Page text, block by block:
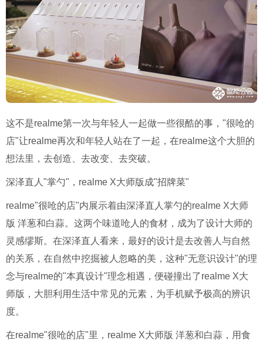
这不是realme第一次与年轻人一起做一些很酷的事，"很呛的
店"让realme再次和年轻人站在了一起，在realme这个大胆的
想法里，去创造、去改变、去突破。
深泽直人"掌勺"，realme X大师版成"招牌菜"
realme"很呛的店"内展示着由深泽直人掌勺的realme X大师
版 洋葱和白蒜。这两个味道呛人的食材，成为了设计大师的
灵感缪斯。在深泽直人看来，最好的设计是去改善人与自然
的关系，在自然中挖掘被人忽略的美，这种"无意识设计"的理
念与realme的"本真设计"理念相遇，便碰撞出了realme X大
师版，大胆利用生活中常见的元素，为手机赋予极高的辨识
度。
在realme"很呛的店"里，realme X大师版 洋葱和白蒜，用食